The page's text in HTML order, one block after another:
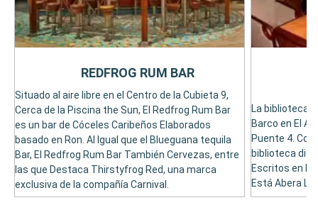
Situado al aire libre en el Centro de la Cubieta 9,
Cerca de la Piscina the Sun, El Redfrog Rum Bar
es un bar de Cóceles Caribeños Elaborados
basado en Ron. Al Igual que el Blueguana tequila
Bar, El Redfrog Rum Bar También Cervezas, entre
las que Destaca Thirstyfrog Red, una marca
exclusiva de la compañía Carnival.
REDFROG RUM BAR
La biblioteca
Barco en El
Puente 4.
biblioteca
Escritos en
Está Abera